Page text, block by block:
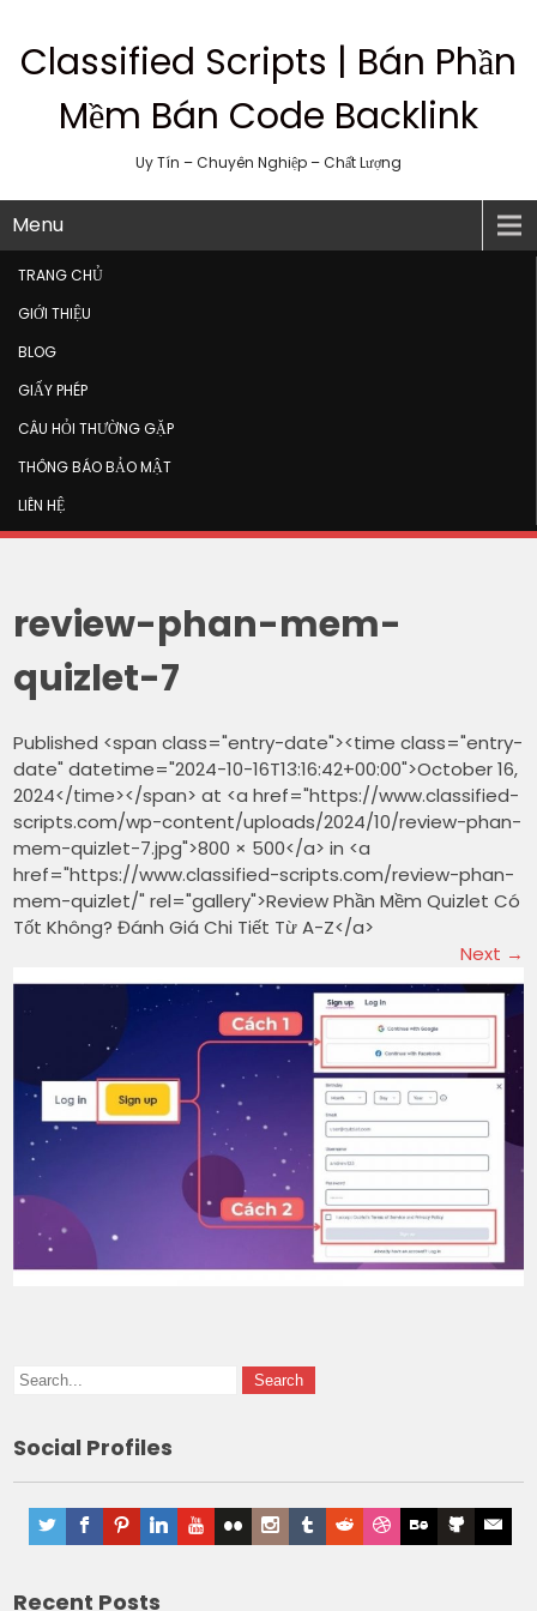
Classified Scripts | Bán Phần
Mềm Bán Code Backlink
Uy Tín – Chuyên Nghiệp – Chất Lượng
Menu
TRANG CHỦ
GIỚI THIỆU
BLOG
GIẤY PHÉP
CÂU HỎI THƯỜNG GẶP
THÔNG BÁO BẢO MẬT
LIÊN HỆ
review-phan-mem-
quizlet-7
Published <span class="entry-date"><time class="entry-
date" datetime="2024-10-16T13:16:42+00:00">October 16,
2024</time></span> at <a href="https://www.classified-
scripts.com/wp-content/uploads/2024/10/review-phan-
mem-quizlet-7.jpg">800 × 500</a> in <a
href="https://www.classified-scripts.com/review-phan-
mem-quizlet/" rel="gallery">Review Phần Mềm Quizlet Có
Tốt Không? Đánh Giá Chi Tiết Từ A-Z</a>
Next →
Social Profiles
Recent Posts